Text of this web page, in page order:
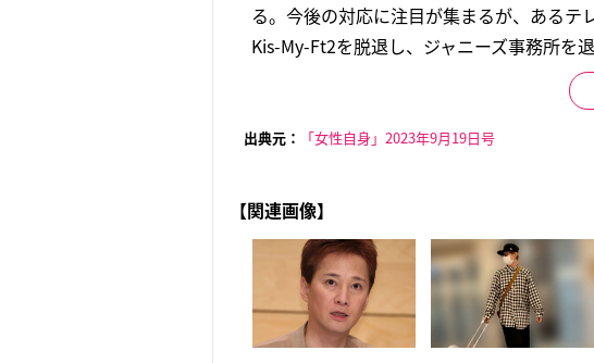
る。今後の対応に注目が集まるが、ある
Kis-My-Ft2を脱退し、ジャニーズ事務所を
出典元： 「女性自身」2023年9月19日号
【関連画像】